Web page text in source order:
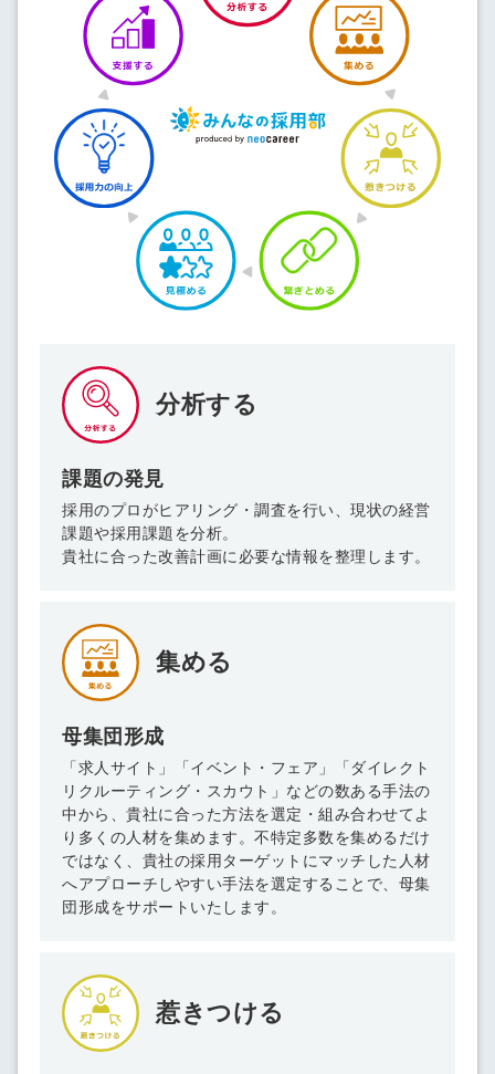
分析する
課題の発見
採用のプロがヒアリング・調査を行い、現状の経営
課題や採用課題を分析。
貴社に合った改善計画に必要な情報を整理します。
集める
母集団形成
「求人サイト」「イベント・フェア」「ダイレクト
リクルーティング・スカウト」などの数ある手法の
中から、貴社に合った方法を選定・組み合わせてよ
り多くの人材を集めます。不特定多数を集めるだけ
ではなく、貴社の採用ターゲットにマッチした人材
へアプローチしやすい手法を選定することで、母集
団形成をサポートいたします。
惹きつける